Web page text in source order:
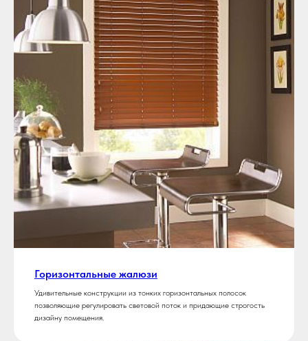
Горизонтальные жалюзи
Удивительные конструкции из тонких горизонтальных полосок
позволяющие регулировать световой поток и придающие строгость
дизайну помещения.